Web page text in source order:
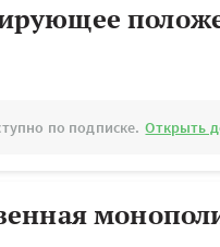
по подписке. Открыть